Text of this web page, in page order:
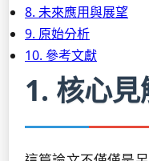
8. 未來應用與展望
9. 原始分析
10. 參考文獻
1. 核心見